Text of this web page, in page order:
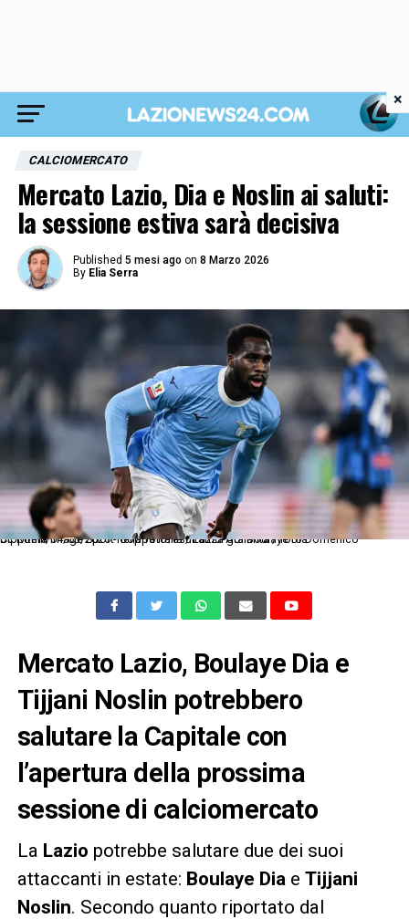
CALCIOMERCATO
Mercato Lazio, Dia e Noslin ai saluti:
la sessione estiva sarà decisiva
Published 5 mesi ago on 8 Marzo 2026
By Elia Serra
Dc Roma 04/03/2026 - Coppa italia / Lazio-Atalanta / foto Domenico Cippitelli/Image Sport nella foto: esultanza gol Boulaye Dia
Mercato Lazio, Boulaye Dia e
Tijjani Noslin potrebbero
salutare la Capitale con
l’apertura della prossima
sessione di calciomercato
La Lazio potrebbe salutare due dei suoi
attaccanti in estate: Boulaye Diae Tijjani
Noslin. Secondo quanto riportato dal
×